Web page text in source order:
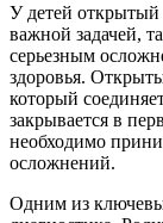
У детей
важной задачей,
серьезным
здоровья.
который
закрывается в
необходимо
осложнений.
Одним из